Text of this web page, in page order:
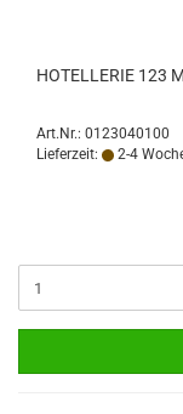
HOTELLERIE 123
Art.Nr.: 0123040100
Lieferzeit:
2-4